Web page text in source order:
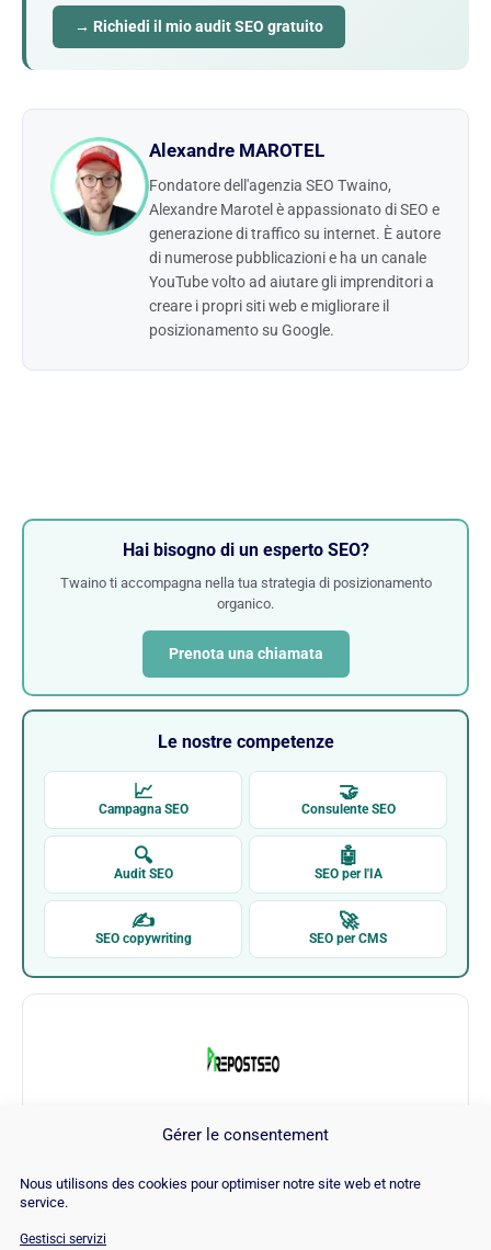
Gérer le consentement
Nous utilisons des cookies pour optimiser notre site web et notre
service.
Gestisci servizi
→ Richiedi il mio audit SEO gratuito
Alexandre MAROTEL
Fondatore dell'agenzia SEO Twaino,
Alexandre Marotel è appassionato di SEO e
generazione di traffico su internet. È autore
di numerose pubblicazioni e ha un canale
YouTube volto ad aiutare gli imprenditori a
creare i propri siti web e migliorare il
posizionamento su Google.
Hai bisogno di un esperto SEO?
Twaino ti accompagna nella tua strategia di posizionamento
organico.
Prenota una chiamata
Le nostre competenze
📈
Campagna SEO
🤝
Consulente SEO
🔍
Audit SEO
🤖
SEO per l'IA
✍
SEO copywriting
🚀
SEO per CMS